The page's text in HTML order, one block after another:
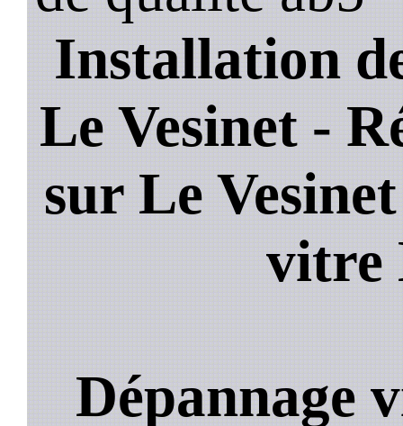
Installation
Le Vesinet -
sur Le
vitre
Dépannage